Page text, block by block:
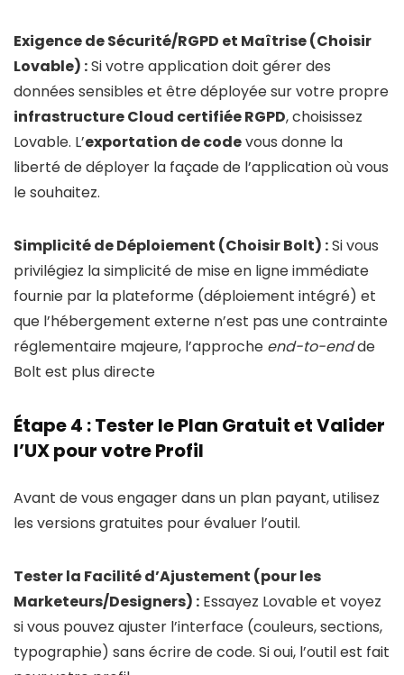
Exigence de Sécurité/RGPD et Maîtrise (Choisir
Lovable) :Si votre application doit gérer des
données sensibles et être déployée sur votre propre
infrastructure Cloud certifiée RGPD, choisissez
Lovable. L’exportation de codevous donne la
liberté de déployer la façade de l’application où vous
le souhaitez.
Simplicité de Déploiement (Choisir Bolt) :Si vous
privilégiez la simplicité de mise en ligne immédiate
fournie par la plateforme (déploiement intégré) et
que l’hébergement externe n’est pas une contrainte
réglementaire majeure, l’approche end-to-endde
Bolt est plus directe
Étape 4 : Tester le Plan Gratuit et Valider
l’UX pour votre Profil
Avant de vous engager dans un plan payant, utilisez
les versions gratuites pour évaluer l’outil.
Tester la Facilité d’Ajustement (pour les
Marketeurs/Designers) : Essayez Lovable et voyez
si vous pouvez ajuster l’interface (couleurs, sections,
typographie) sans écrire de code. Si oui, l’outil est fait